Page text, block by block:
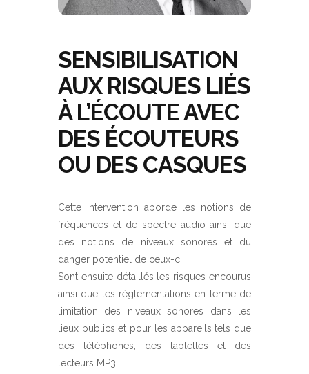
SENSIBILISATION
AUX RISQUES LIÉS
À L’ÉCOUTE AVEC
DES ÉCOUTEURS
OU DES CASQUES
Cette intervention aborde les notions de
fréquences et de spectre audio ainsi que
des notions de niveaux sonores et du
danger potentiel de ceux-ci.
Sont ensuite détaillés les risques encourus
ainsi que les règlementations en terme de
limitation des niveaux sonores dans les
lieux publics et pour les appareils tels que
des téléphones, des tablettes et des
lecteurs MP3.